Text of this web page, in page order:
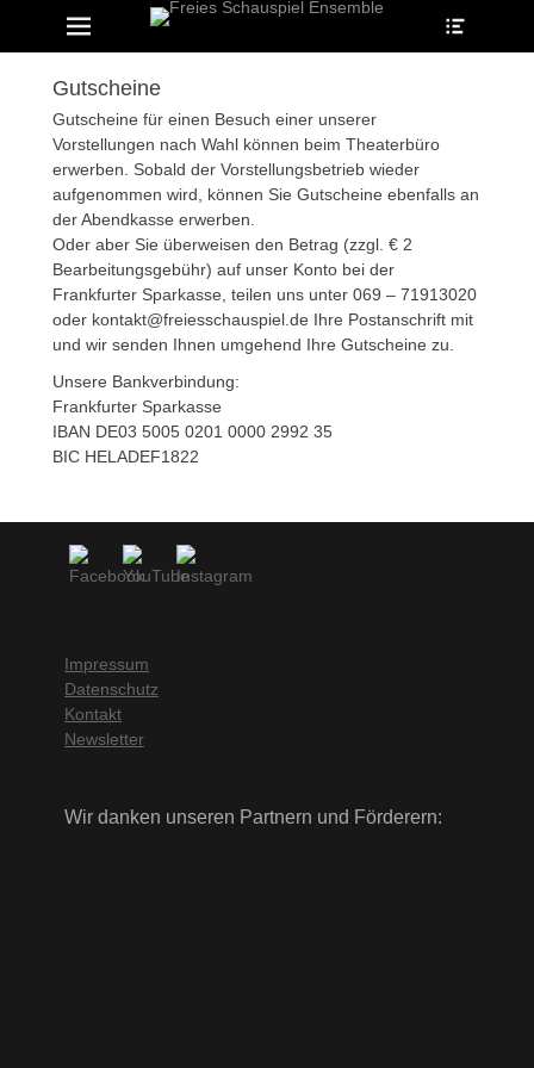
Erstes Menü
Inhalt:
Gutscheine
Gutscheine für einen Besuch einer unserer
Vorstellungen nach Wahl können beim Theaterbüro
erwerben. Sobald der Vorstellungsbetrieb wieder
aufgenommen wird, können Sie Gutscheine ebenfalls an
der Abendkasse erwerben.
Oder aber Sie überweisen den Betrag (zzgl. € 2
Bearbeitungsgebühr) auf unser Konto bei der
Frankfurter Sparkasse, teilen uns unter 069 – 71913020
oder kontakt@freiesschauspiel.de Ihre Postanschrift mit
und wir senden Ihnen umgehend Ihre Gutscheine zu.
Unsere Bankverbindung:
Frankfurter Sparkasse
IBAN DE03 5005 0201 0000 2992 35
BIC HELADEF1822
Impressum
Datenschutz
Kontakt
Newsletter
Wir danken unseren Partnern und Förderern: